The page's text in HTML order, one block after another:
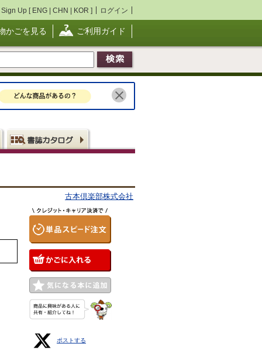
Sign Up [ ENG | CHN | KOR ] ログイン
かごを見る ご利用ガイド
古本倶楽部株式会社
ポストする